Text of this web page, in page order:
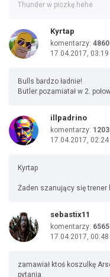
Thunder w piczkę hehe
Kyrtap
komentarzy: 4860
17.04.2017, 03:19
Bulls bardzo ładnie!
Butler pozamiatał w 2.
illpadrino
komentarzy:
17.04.2017, 02:24
Kyrtap
Żaden szanujący się trener
sebastix11
komentarzy: 6565
17.04.2017, 00:48
zamawiał ktoś koszulkę
pytania